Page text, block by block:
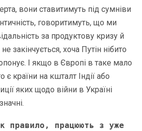
вони ставитимуть під сумніви
говоритимуть, що ми
за продуктову кризу й
закінчується, хоча Путін нібито
І якщо в Європі в таке мало
є країни на кшталт Індії або
яких щодо війни в Україні
правило, працюють з уже